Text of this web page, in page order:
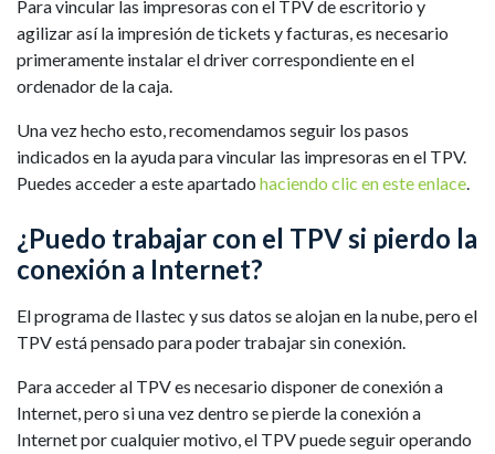
Para vincular las impresoras con el TPV de escritorio y
agilizar así la impresión de tickets y facturas, es necesario
primeramente instalar el driver correspondiente en el
ordenador de la caja.
Una vez hecho esto, recomendamos seguir los pasos
indicados en la ayuda para vincular las impresoras en el TPV.
Puedes acceder a este apartado haciendo clic en este enlace.
¿Puedo trabajar con el TPV si pierdo la
conexión a Internet?
El programa de Ilastec y sus datos se alojan en la nube, pero el
TPV está pensado para poder trabajar sin conexión.
Para acceder al TPV es necesario disponer de conexión a
Internet, pero si una vez dentro se pierde la conexión a
Internet por cualquier motivo, el TPV puede seguir operando